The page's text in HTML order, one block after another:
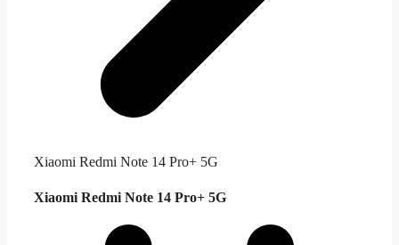
Xiaomi Redmi Note 14 Pro+ 5G
Xiaomi Redmi Note 14 Pro+ 5G